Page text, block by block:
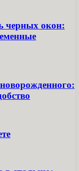
черных окон: